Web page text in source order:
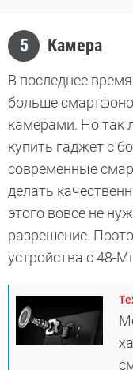
5 Камера
В последнее
больше
камерами. Но так
купить гаджет с
современные
делать
этого вовсе не
разрешение.
устройства с 48-